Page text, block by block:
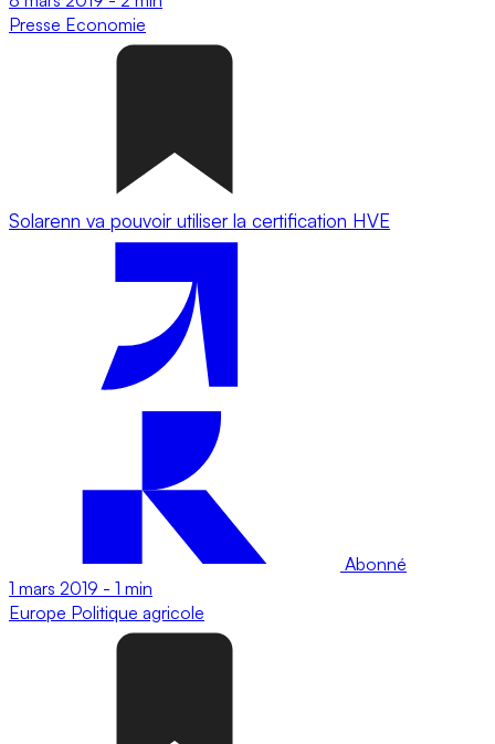
Presse Economie
Solarenn va pouvoir utiliser la certification HVE
Abonné
1 mars 2019 - 1 min
Europe Politique agricole